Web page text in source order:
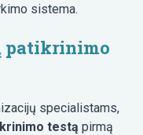
sistema.
patikrinimo
specialistams,
testą pirmą